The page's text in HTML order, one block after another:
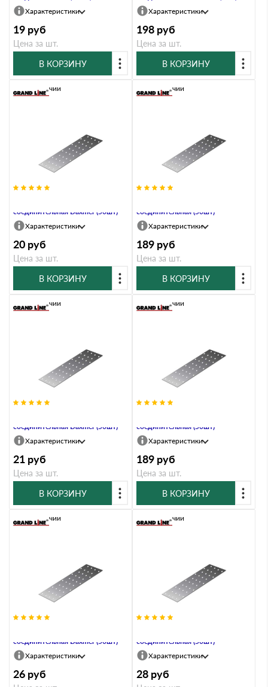
Характеристики
19 руб
Цена за шт.
В КОРЗИНУ
Характеристики
198 руб
Цена за шт.
В КОРЗИНУ
соединительная Daxmer (50шт)
В наличии
Характеристики
20 руб
Цена за шт.
В КОРЗИНУ
соединительная (50шт)
В наличии
Характеристики
189 руб
Цена за шт.
В КОРЗИНУ
соединительная Daxmer (50шт)
В наличии
Характеристики
21 руб
Цена за шт.
В КОРЗИНУ
соединительная (50шт)
В наличии
Характеристики
189 руб
Цена за шт.
В КОРЗИНУ
соединительная Daxmer (50шт)
В наличии
Характеристики
26 руб
соединительная (50шт)
В наличии
Характеристики
28 руб